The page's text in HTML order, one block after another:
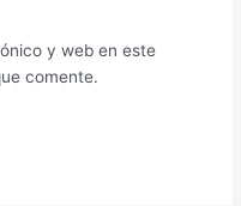
y web en este
comente.